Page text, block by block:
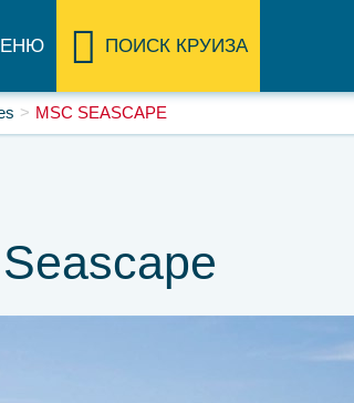
ПОИСК КРУИЗА
MSC SEASCAPE